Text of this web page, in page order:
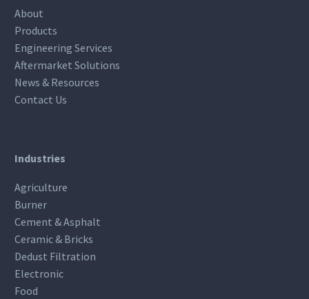
About
Products
Engineering Services
Aftermarket Solutions
News & Resources
Contact Us
Industries
Agriculture
Burner
Cement & Asphalt
Ceramic & Bricks
Dedust Filtration
Electronic
Food